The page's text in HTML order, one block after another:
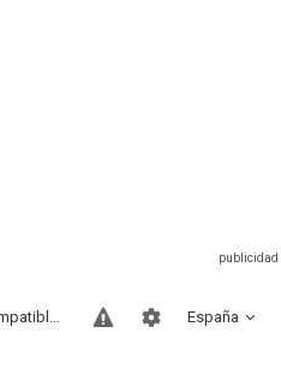
España
Sitios compatibles